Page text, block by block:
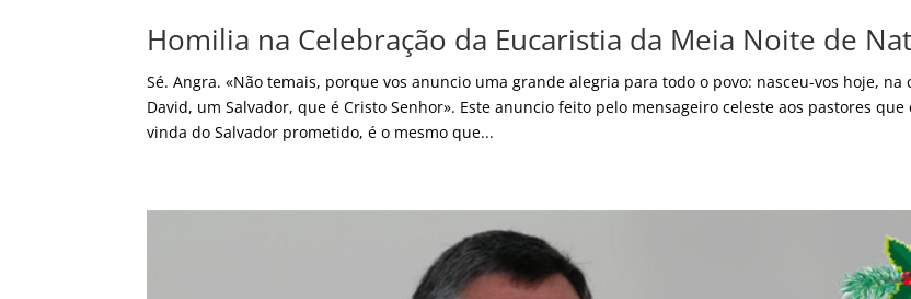
Homilia na Celebração da Eucaristia da Meia Noite de
Sé. Angra. «Não temais, porque vos anuncio uma grande alegria para todo o povo: nasceu-vos hoje, na
David, um Salvador, que é Cristo Senhor». Este anuncio feito pelo mensageiro celeste aos pastores que
vinda do Salvador prometido, é o mesmo que...